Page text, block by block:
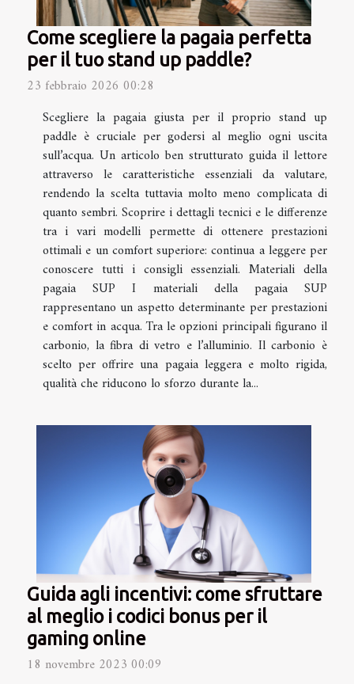
Come scegliere la pagaia perfetta
per il tuo stand up paddle?
23 febbraio 2026 00:28
Scegliere la pagaia giusta per il proprio stand up
paddle è cruciale per godersi al meglio ogni uscita
sull’acqua. Un articolo ben strutturato guida il lettore
attraverso le caratteristiche essenziali da valutare,
rendendo la scelta tuttavia molto meno complicata di
quanto sembri. Scoprire i dettagli tecnici e le differenze
tra i vari modelli permette di ottenere prestazioni
ottimali e un comfort superiore: continua a leggere per
conoscere tutti i consigli essenziali. Materiali della
pagaia SUP I materiali della pagaia SUP
rappresentano un aspetto determinante per prestazioni
e comfort in acqua. Tra le opzioni principali figurano il
carbonio, la fibra di vetro e l’alluminio. Il carbonio è
scelto per offrire una pagaia leggera e molto rigida,
qualità che riducono lo sforzo durante la...
Guida agli incentivi: come sfruttare
al meglio i codici bonus per il
gaming online
18 novembre 2023 00:09